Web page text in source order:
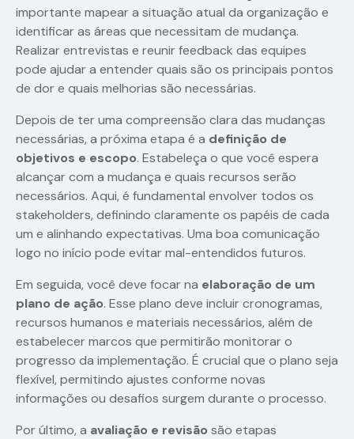
importante mapear a situação atual da organização e
identificar as áreas que necessitam de mudança.
Realizar entrevistas e reunir feedback das equipes
pode ajudar a entender quais são os principais pontos
de dor e quais melhorias são necessárias.
Depois de ter uma compreensão clara das mudanças
necessárias, a próxima etapa é a definição de
objetivos e escopo. Estabeleça o que você espera
alcançar com a mudança e quais recursos serão
necessários. Aqui, é fundamental envolver todos os
stakeholders, definindo claramente os papéis de cada
um e alinhando expectativas. Uma boa comunicação
logo no início pode evitar mal-entendidos futuros.
Em seguida, você deve focar na elaboração de um
plano de ação. Esse plano deve incluir cronogramas,
recursos humanos e materiais necessários, além de
estabelecer marcos que permitirão monitorar o
progresso da implementação. É crucial que o plano seja
flexível, permitindo ajustes conforme novas
informações ou desafios surgem durante o processo.
Por último, a avaliação e revisão são etapas